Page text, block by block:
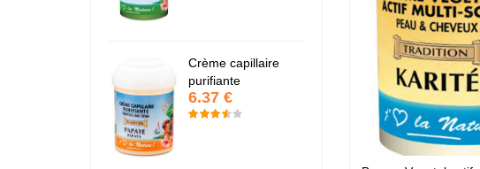
Crème capillaire
purifiante
6.37 €
KARITE
6.37 €